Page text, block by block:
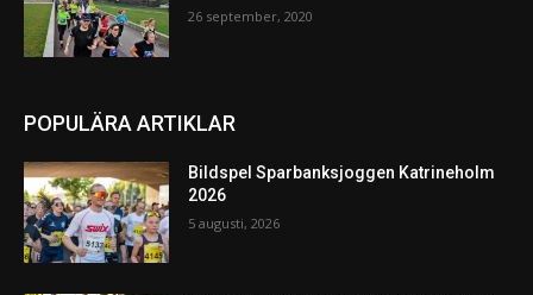
26 september, 2020
POPULÄRA ARTIKLAR
Bildspel Sparbanksjoggen Katrineholm
2026
5 augusti, 2026